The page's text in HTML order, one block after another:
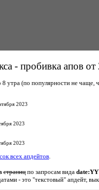
- пробивка апов
утра (по популярности не
2023
2023
2023
всех апдейтов
страниц по запросам вида
- это "текстовый" апдейт,